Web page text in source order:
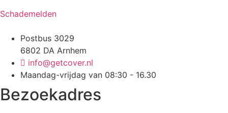
Schademelden
Postbus 3029
6802 DA Arnhem
info@getcover.nl
Maandag-vrijdag van 08:30 - 16.30
Bezoekadres